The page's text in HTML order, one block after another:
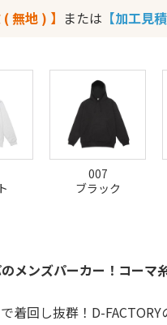
( 無地 ) 】 または 【加工見積
007
ブラック
メンズパーカー！コーマ
着回し抜群！D-